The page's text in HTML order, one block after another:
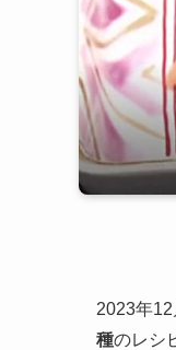
2023年
種のレシ